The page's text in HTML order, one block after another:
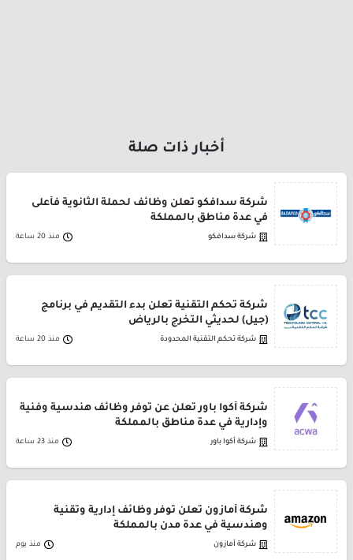
أخبار ذات صلة
شركة سدافكو تعلن وظائف لحملة الثانوية فأعلى
في عدة مناطق بالمملكة
شركة سدافكو منذ 20 ساعة
شركة تحكم التقنية تعلن بدء التقديم في برنامج
(جيل) لحديثي التخرج بالرياض
شركة تحكم التقنية المحدودة منذ 20 ساعة
شركة أكوا باور تعلن عن توفر وظائف هندسية وفنية
وإدارية في عدة مناطق بالمملكة
شركة أكوا باور منذ 23 ساعة
شركة أمازون تعلن توفر وظائف إدارية وتقنية
وهندسية في عدة مدن بالمملكة
شركة أمازون منذ يوم